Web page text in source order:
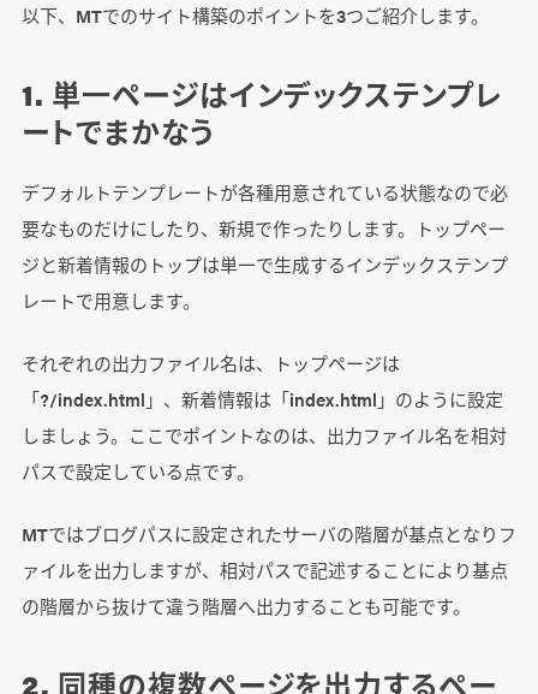
以下、MTでのサイト構築のポイントを3つご紹介します。
1. 単一ページはインデックステンプレ
ートでまかなう
デフォルトテンプレートが各種用意されている状態なので必
要なものだけにしたり、新規で作ったりします。トップペー
ジと新着情報のトップは単一で生成するインデックステンプ
レートで用意します。
それぞれの出力ファイル名は、トップページは
「?/index.html」、新着情報は「index.html」のように設定
しましょう。ここでポイントなのは、出力ファイル名を相対
パスで設定している点です。
MTではブログパスに設定されたサーバの階層が基点となりフ
ァイルを出力しますが、相対パスで記述することにより基点
の階層から抜けて違う階層へ出力することも可能です。
2. 同種の複数ページを出力するペー